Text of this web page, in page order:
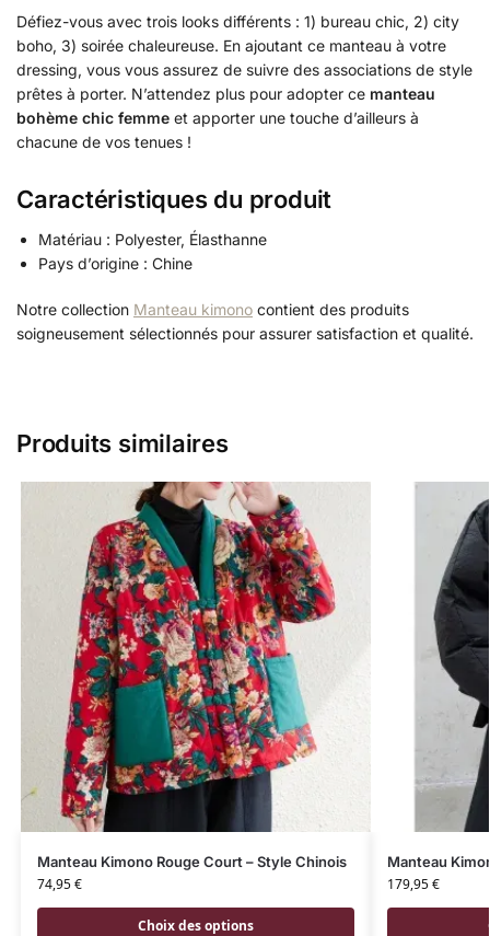
Défiez-vous avec trois looks différents : 1) bureau chic, 2) city
boho, 3) soirée chaleureuse. En ajoutant ce manteau à votre
dressing, vous vous assurez de suivre des associations de style
prêtes à porter. N’attendez plus pour adopter ce manteau
bohème chic femme et apporter une touche d’ailleurs à
chacune de vos tenues !
Caractéristiques du produit
Matériau : Polyester, Élasthanne
Pays d’origine : Chine
Notre collection Manteau kimono contient des produits
soigneusement sélectionnés pour assurer satisfaction et qualité.
Produits similaires
Manteau Kimono Rouge Court – Style Chinois
74,95€
Choix des options
Manteau
179,95€